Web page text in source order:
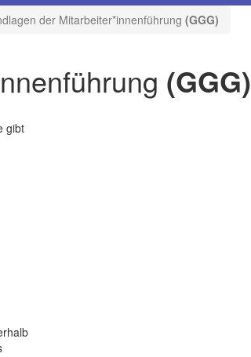
der Mitarbeiter*innenführung (GGG)
(GGG)
gibt